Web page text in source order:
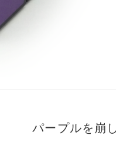
パープルを崩